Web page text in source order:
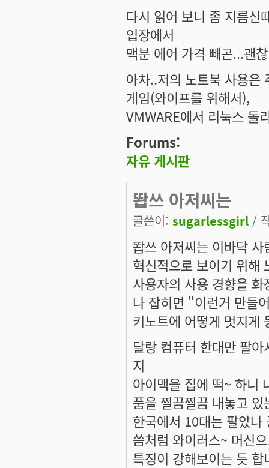
다시 읽어 보니 좀 지름신
입장에서
맥분 에어 가격 빼곤...괜
아차..저의 노트북 사용은
게임(와이프를 위해서),
VMWARE에서 리눅스 돌
Forums:
자유 게시판
똽쓰 아저씨는
글쓴이: sugarlessgirl /
똽쓰 아저씨는 이바닥
혁신적으로 보이기 위해
사용자의 사용 경향을
나 잡히면 "이런거 만들
키노트에 어떻게 멋지게
달랑 컴퓨터 한대만 팔
지
아이맥을 집에 떡~ 하니
품을 찔끔찔끔 내놓고 있
한국에서 10대는 팔았
씀처럼 와이러스~ 머신
특징이 강해보이는 듯 합